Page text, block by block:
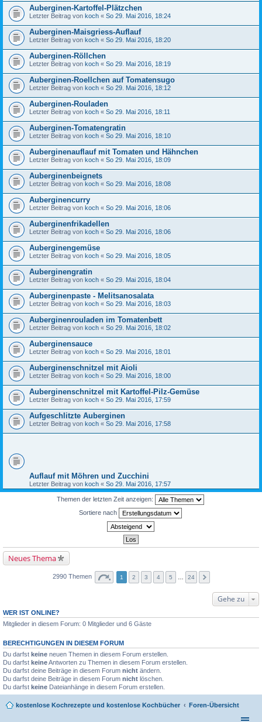
Auberginen-Kartoffel-Plätzchen
Letzter Beitrag von koch « So 29. Mai 2016, 18:24
Auberginen-Maisgriess-Auflauf
Letzter Beitrag von koch « So 29. Mai 2016, 18:20
Auberginen-Röllchen
Letzter Beitrag von koch « So 29. Mai 2016, 18:19
Auberginen-Roellchen auf Tomatensugo
Letzter Beitrag von koch « So 29. Mai 2016, 18:12
Auberginen-Rouladen
Letzter Beitrag von koch « So 29. Mai 2016, 18:11
Auberginen-Tomatengratin
Letzter Beitrag von koch « So 29. Mai 2016, 18:10
Auberginenauflauf mit Tomaten und Hähnchen
Letzter Beitrag von koch « So 29. Mai 2016, 18:09
Auberginenbeignets
Letzter Beitrag von koch « So 29. Mai 2016, 18:08
Auberginencurry
Letzter Beitrag von koch « So 29. Mai 2016, 18:06
Auberginenfrikadellen
Letzter Beitrag von koch « So 29. Mai 2016, 18:06
Auberginengemüse
Letzter Beitrag von koch « So 29. Mai 2016, 18:05
Auberginengratin
Letzter Beitrag von koch « So 29. Mai 2016, 18:04
Auberginenpaste - Melitsanosalata
Letzter Beitrag von koch « So 29. Mai 2016, 18:03
Auberginenrouladen im Tomatenbett
Letzter Beitrag von koch « So 29. Mai 2016, 18:02
Auberginensauce
Letzter Beitrag von koch « So 29. Mai 2016, 18:01
Auberginenschnitzel mit Aioli
Letzter Beitrag von koch « So 29. Mai 2016, 18:00
Auberginenschnitzel mit Kartoffel-Pilz-Gemüse
Letzter Beitrag von koch « So 29. Mai 2016, 17:59
Aufgeschlitzte Auberginen
Letzter Beitrag von koch « So 29. Mai 2016, 17:58
Auflauf mit Möhren und Zucchini
Letzter Beitrag von koch « So 29. Mai 2016, 17:57
Themen der letzten Zeit anzeigen:
Sortiere nach
Neues Thema
2990 Themen 1 2 3 4 5 … 24
Gehe zu
WER IST ONLINE?
Mitglieder in diesem Forum: 0 Mitglieder und 6 Gäste
BERECHTIGUNGEN IN DIESEM FORUM
Du darfst keine neuen Themen in diesem Forum erstellen.
Du darfst keineAntworten zu Themen in diesem Forum erstellen.
Du darfst deine Beiträge in diesem Forum nicht ändern.
Du darfst deine Beiträge in diesem Forum nicht löschen.
Du darfst keine Dateianhänge in diesem Forum erstellen.
kostenlose Kochrezepte und kostenlose Kochbücher Foren-Übersicht